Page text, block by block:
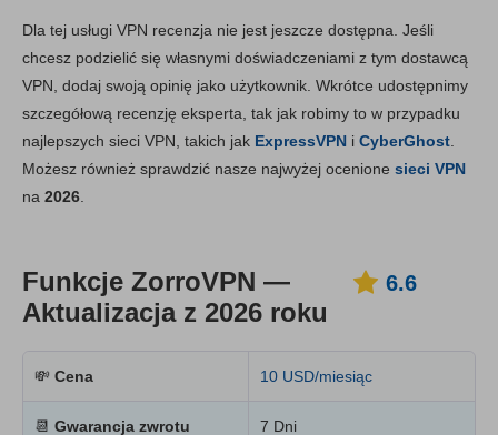
Najważniejsze funkcje 6.6
Instalacja i aplikacje 6.8
Niezawodność i wsparcie 6.7
Dla tej usługi VPN recenzja nie jest jeszcze dostępna. Jeśli
chcesz podzielić się własnymi doświadczeniami z tym dostawcą
VPN, dodaj swoją opinię jako użytkownik. Wkrótce udostępnimy
szczegółową recenzję eksperta, tak jak robimy to w przypadku
najlepszych sieci VPN, takich jak ExpressVPN i CyberGhost.
Możesz również sprawdzić nasze najwyżej ocenione sieci VPN
na 2026.
Funkcje ZorroVPN —
Aktualizacja z 2026 roku
6.6
💸 Cena 10 USD/miesiąc
📆 Gwarancja zwrotu
7 Dni